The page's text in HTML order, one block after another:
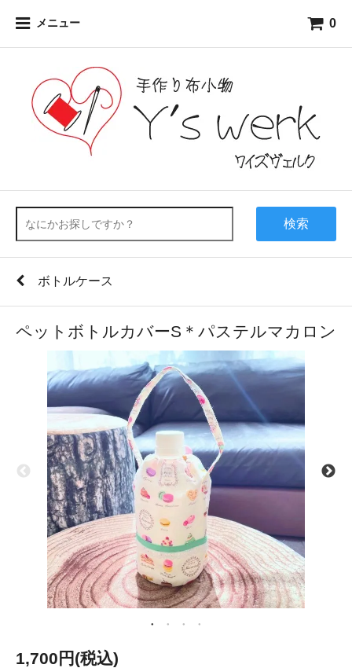
メニュー 0
検索
ボトルケース
ペットボトルカバーS＊パステルマカロン
1,700円(税込)